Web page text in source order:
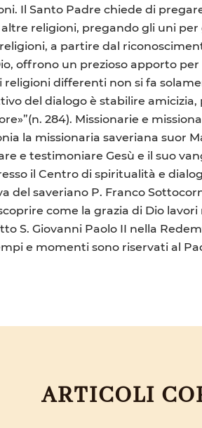
Il Santo Padre chiede di
religioni, pregando gli uni
a partire dal
offrono un prezioso apporto
religioni differenti non si fa
del dialogo è stabilire
284). Missionarie e
la missionaria saveriana suor
e testimoniare Gesù e il suo
il Centro di spiritualità e
saveriano P. Franco
come la grazia di Dio
S. Giovanni Paolo II nella
e momenti sono riservati al
ARTICOLI